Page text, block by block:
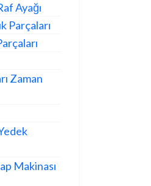
Ayağı
Parçaları
Zaman
Makinası